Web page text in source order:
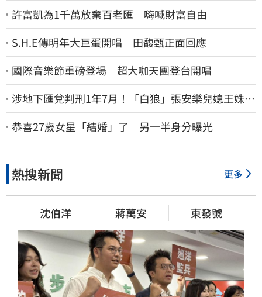
許富凱為1千萬放棄百老匯 嗨喊財富自由
S.H.E傳明年大巨蛋開唱 田馥甄正面回應
國際音樂節重磅登場 超大咖天團登台開唱
涉地下匯兌判刑1年7月！「白狼」張安樂兒媳王姝茵
北檢報到、今發監執行
恭喜27歲女星「結婚」了 另一半身分曝光
熱搜新聞 更多
沈伯洋 蔣萬安 東發號